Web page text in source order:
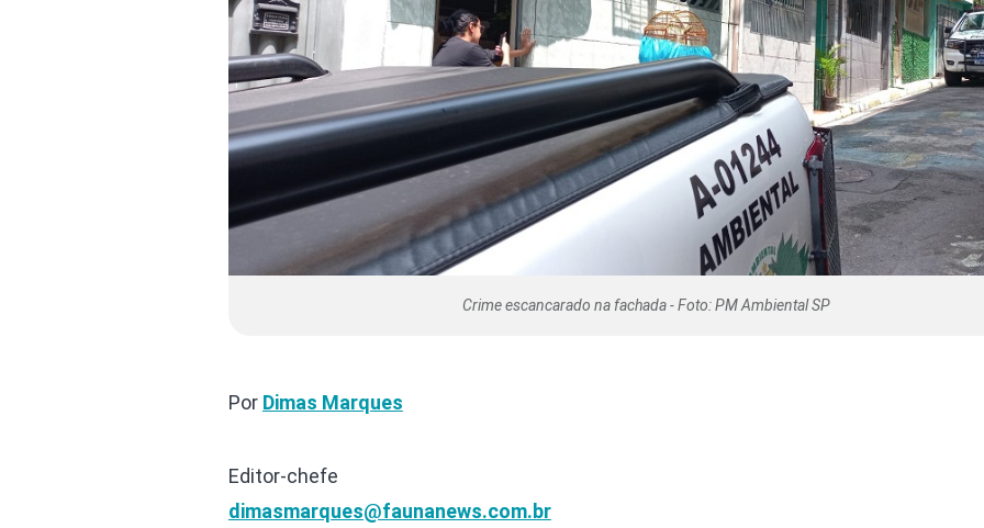
Universo
Crime escancarado na fachada - Foto: PM Ambiental SP
Por Dimas Marques
Editor-chefe
dimasmarques@faunanews.com.br